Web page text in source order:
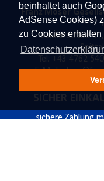
beinhaltet auch
AdSense Cookies)
zu Cookies
Franz Moser
Bünkerstraße
Tel. +43 4762
E-Mail:
SICHER
sichere Zahlung